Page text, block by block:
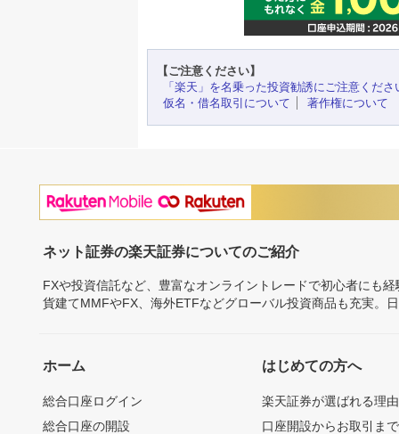
【ご注意ください】
「楽天」を名乗った投資勧誘にご注意くださ
仮名・借名取引について
著作権について
ネット証券の楽天証券についてのご紹介
FXや投資信託など、豊富なオンライントレードで初心者にも
貨建てMMFやFX、海外ETFなどグローバル投資商品も充実。
ホーム
総合口座ログイン
総合口座の開設
はじめての方へ
楽天証券が選ばれる理由
口座開設からお取引ま